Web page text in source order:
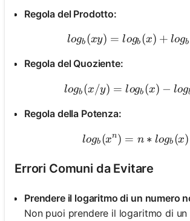
Regola del Prodotto:
log_b(xy)
logb (xy) = logb (x) + logb
Regola del Quoziente:
log_b(x/
logb (x/y) = logb (x) − log
Regola della Potenza:
logb (xn) = n ∗ logb (x)
Errori Comuni da Evitare
Prendere il logaritmo di un numero
Non puoi prendere il logaritmo di un